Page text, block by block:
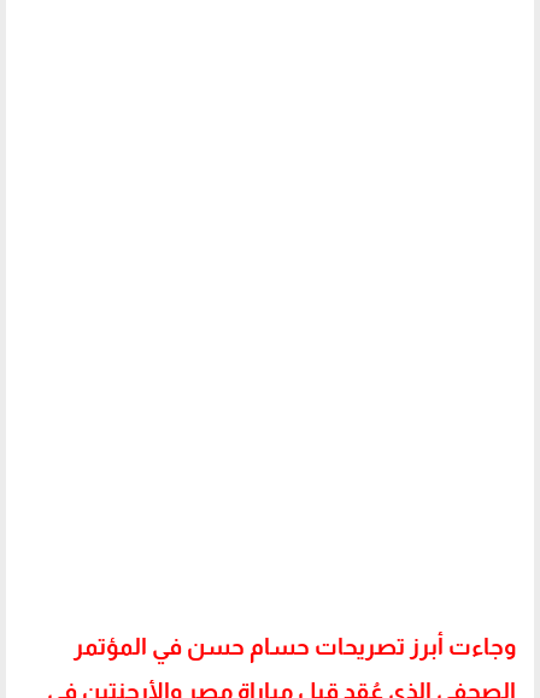
وجاءت أبرز تصريحات حسام حسن في المؤتمر
الصحفي الذي عُقد قبل مباراة مصر والأرجنتين في